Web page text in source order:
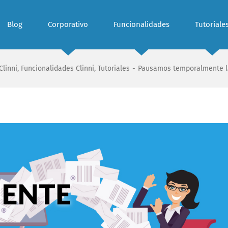
Blog Corporativo Funcionalidades
, Funcionalidades Clinni, Tutoriales - Pausamos temporalmente